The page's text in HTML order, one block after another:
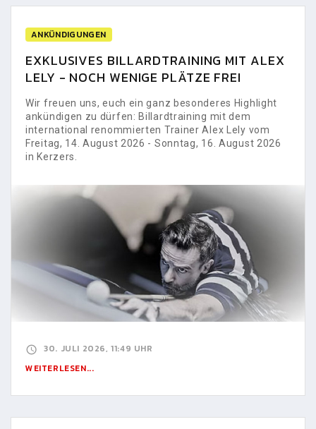
ANKÜNDIGUNGEN
EXKLUSIVES BILLARDTRAINING MIT ALEX
LELY - NOCH WENIGE PLÄTZE FREI
Wir freuen uns, euch ein ganz besonderes Highlight
ankündigen zu dürfen: Billardtraining mit dem
international renommierten Trainer Alex Lely vom
Freitag, 14. August 2026 - Sonntag, 16. August 2026
in Kerzers.
30. JULI 2026, 11:49 UHR
WEITERLESEN...